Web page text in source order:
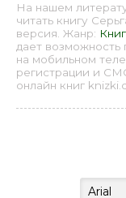
На нашем
читать книгу
версия. Жанр:
дает возможность
на мобильном
регистрации и
онлайн книг